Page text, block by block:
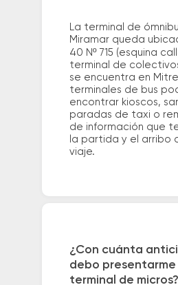
La terminal de
Miramar queda
40 Nº 715 (esquina
terminal de
se encuentra en Mitre
terminales de bus
encontrar kioscos,
paradas de taxi o
de información que
la partida y el arribo
viaje.
¿Con cuánta
debo presentarme
terminal de micros?